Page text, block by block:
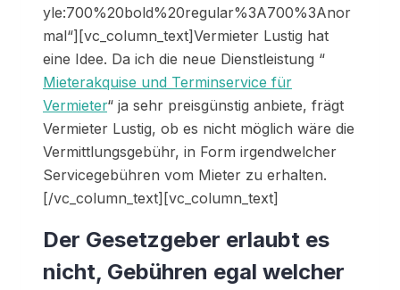
yle:700%20bold%20regular%3A700%3Anor
mal“][vc_column_text]Vermieter Lustig hat
eine Idee. Da ich die neue Dienstleistung “
Mieterakquise und Terminservice für
Vermieter“ ja sehr preisgünstig anbiete, frägt
Vermieter Lustig, ob es nicht möglich wäre die
Vermittlungsgebühr, in Form irgendwelcher
Servicegebühren vom Mieter zu erhalten.
[/vc_column_text][vc_column_text]
Der Gesetzgeber erlaubt es
nicht, Gebühren egal welcher